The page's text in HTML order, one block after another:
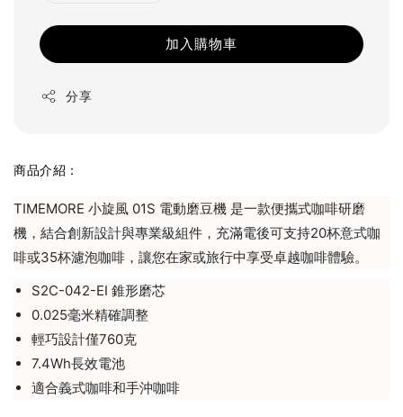
加入購物車
分享
商品介紹：
TIMEMORE 小旋風 01S 電動磨豆機 是一款便攜式咖啡研磨
機，結合創新設計與專業級組件，充滿電後可支持20杯意式咖
啡或35杯濾泡咖啡，讓您在家或旅行中享受卓越咖啡體驗。
S2C-042-EI 錐形磨芯
0.025毫米精確調整
輕巧設計僅760克
7.4Wh長效電池
適合義式咖啡和手沖咖啡